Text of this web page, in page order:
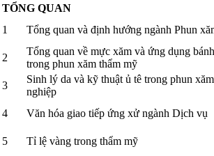
TỔNG QUAN
1
Tổng quan và định hướng ngành Phun
2
Tổng quan về mực xăm và ứng dụng
trong phun xăm thẩm mỹ
3
Sinh lý da và kỹ thuật ủ tê trong phun
nghiệp
4
Văn hóa giao tiếp ứng xử ngành Dịch vụ
5
Tỉ lệ vàng trong thẩm mỹ